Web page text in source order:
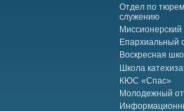
Отдел по
служению
Миссионерский
Епархиальный
Воскресная
Школа
КЮС «Спас»
Молодежный